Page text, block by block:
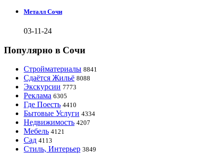
Металл Сочи
03-11-24
Популярно в Сочи
Стройматериалы 8841
Сдаётся Жильё 8088
Экскурсии 7773
Реклама 6305
Где Поесть 4410
Бытовые Услуги 4334
Недвижимость 4207
Мебель 4121
Сад 4113
Стиль, Интерьер 3849